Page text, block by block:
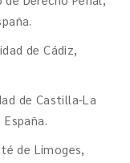
de Cádiz,
de Castilla-La
de Limoges,